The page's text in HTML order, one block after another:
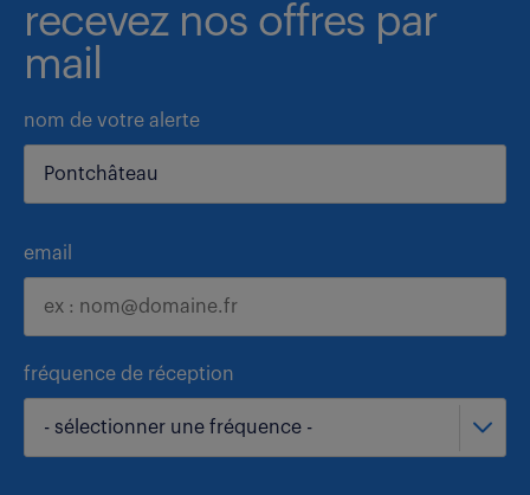
recevez nos offres par
mail
nom de votre alerte
email
fréquence de réception
- sélectionner une fréquence -